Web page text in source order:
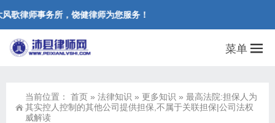
律师事务所，饶健律师为您服务！
菜单
当前位置： 首页 » 法律知识 » 更多知识 » 最高法院:担保人为
其实控人控制的其他公司提供担保,不属于关联担保|公司法权
威解读